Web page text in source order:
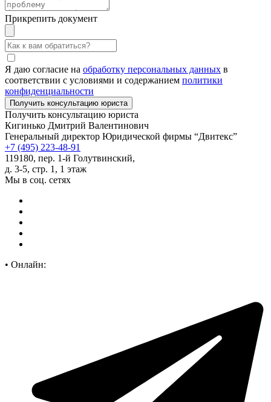
Прикрепить документ
Я даю согласие на обработку персональных данных в
соответствии с условиями и содержанием политики
конфиденциальности
Получить консультацию юриста
Кигинько Дмитрий Валентинович
Генеральный директор Юридической фирмы “Двитекс”
+7 (495) 223-48-91
119180, пер. 1-й Голутвинский,
д. 3-5, стр. 1, 1 этаж
Мы в соц. сетях
• Онлайн: